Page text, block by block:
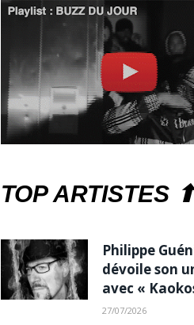
TOP ARTISTES
Philippe
dévoile son
avec «
27/07/2026